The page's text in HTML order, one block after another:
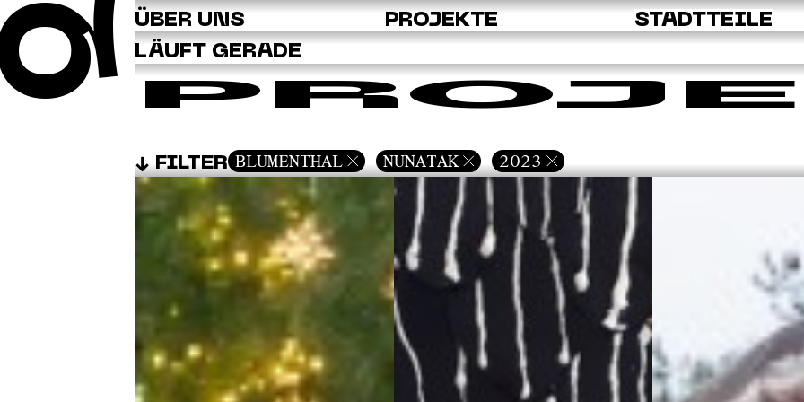
ÜBER UNS PROJEKTE
STADTTEILE
LÄUFT GERADE
FILTER BLUMENTHAL NUNATAK 2023